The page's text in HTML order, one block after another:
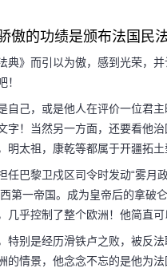
傲的功绩是颁布法国民法
典》而引以为傲，感到光荣，
自己，或是他人在评价一位君
字！当然另一方面，还要看他
明太祖，康乾等都属于开疆拓
巴黎卫戍区司令时发动“雾月
第一帝国。成为皇帝后的拿破
几乎控制了整个欧洲！他简直
特别是经历滑铁卢之败，被反
的情景，他念念不忘的是他为
碑,为什么
颁布法国
最骄傲的功绩是
《法典》而引